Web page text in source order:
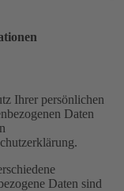
Ihrer persönlichen
Daten
Daten sind